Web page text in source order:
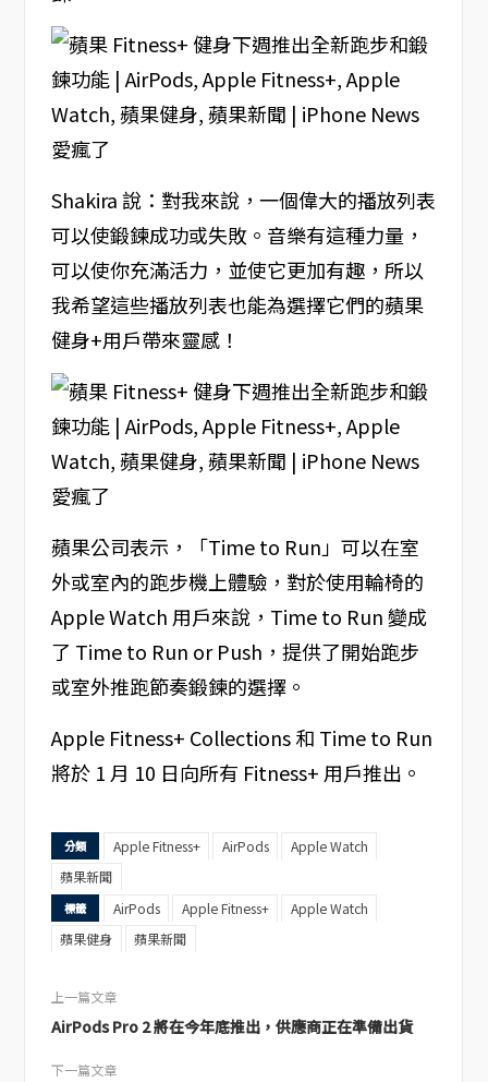
Shakira 說：對我來說，一個偉大的播放列表
可以使鍛鍊成功或失敗。音樂有這種力量，
可以使你充滿活力，並使它更加有趣，所以
我希望這些播放列表也能為選擇它們的蘋果
健身+用戶帶來靈感！
蘋果公司表示，「Time to Run」可以在室
外或室內的跑步機上體驗，對於使用輪椅的
Apple Watch 用戶來說，Time to Run 變成
了 Time to Run or Push，提供了開始跑步
或室外推跑節奏鍛鍊的選擇。
Apple Fitness+ Collections 和 Time to Run
將於 1 月 10 日向所有 Fitness+ 用戶推出。
分類 Apple Fitness+ AirPods
Apple Watch
蘋果新聞
標籤 AirPods Apple Fitness+
Apple Watch
蘋果健身
蘋果新聞
上一篇文章
AirPods Pro 2 將在今年底推出，供應商正在準備出貨
下一篇文章